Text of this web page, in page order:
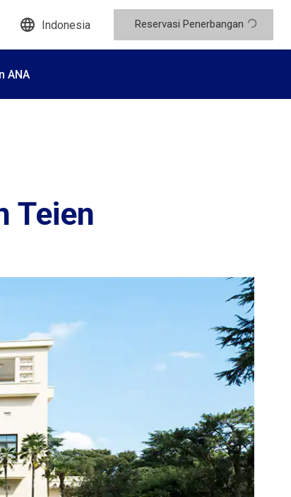
Indonesia Reservasi Penerbangan
ANA
Teien